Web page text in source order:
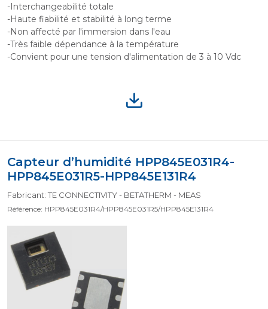
-Interchangeabilité totale
-Haute fiabilité et stabilité à long terme
-Non affecté par l'immersion dans l'eau
-Très faible dépendance à la température
-Convient pour une tension d'alimentation de 3 à 10 Vdc
Capteur d’humidité HPP845E031R4-
HPP845E031R5-HPP845E131R4
Fabricant: TE CONNECTIVITY - BETATHERM - MEAS
Référence: HPP845E031R4/HPP845E031R5/HPP845E131R4